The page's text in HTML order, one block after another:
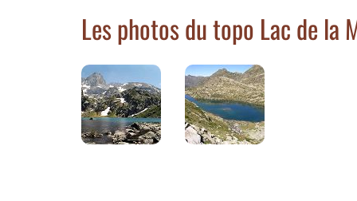
Les photos du topo Lac de la